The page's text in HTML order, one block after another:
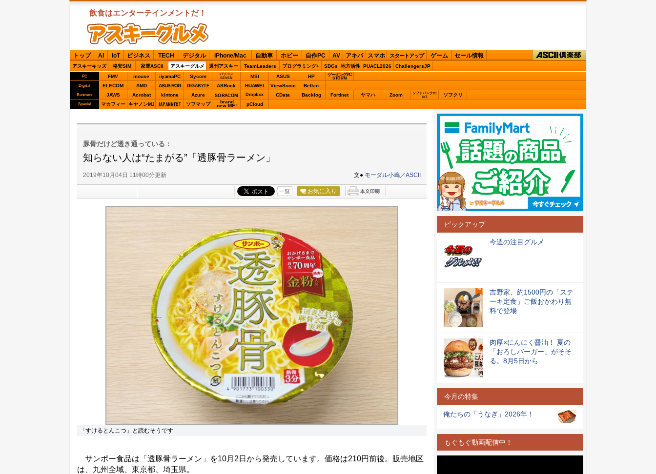
飲食はエンターテインメントだ！
ASCIIグルメ
トップ AI IoT ビジネス TECH デジタル iPhone/Mac 自動車 ホビー 自作PC AV アキバ スマホ スタートアップ ゲーム セール情報
アスキーキッズ 格安SIM 家電ASCII アスキーグルメ 週刊アスキー TeamLeaders プログラミング+ SDGs 地方活性 PUACL2026 ChallengersJP
PC FMV mouse iiyamaPC Sycom
パソコン
SEVEN
MSI ASUS HP ゲーミングPC
STORM
Digital ELECOM AMD ASUS ROG GIGABYTE ASRock HUAWEI ViewSonic Belkin
Business JAWS Acrobat kintone Azure SORACOM Dropbox CData Backlog Fortinet ヤマハ Zoom
ソフトバンクの
IoT
ソフクリ
Special マカフィー キヤノンMJ JAPANNEXT ソフマップ brand
new ME! pCloud
豚骨だけど透き通っている：
知らない人は“たまがる”「透豚骨ラーメン」
2019年10月04日 11時00分更新 文● モーダル小嶋／ASCII
一覧 お気に入り
「すけるとんこつ」と読むそうです
サンポー食品は「透豚骨ラーメン」を10月2日から発売しています。価格は210円前後。販売地区
は、九州全域、東京都、埼玉県。
ピックアップ
今週の注目グルメ
吉野家、約1500円の「ステ
ーキ定食」ご飯おかわり無
料で登場
肉厚×にんにく醤油！ 夏の
「おろしバーガー」がそそ
る。8月5日から
今月の特集
俺たちの「うなぎ」2026年！
もぐもぐ動画配信中！